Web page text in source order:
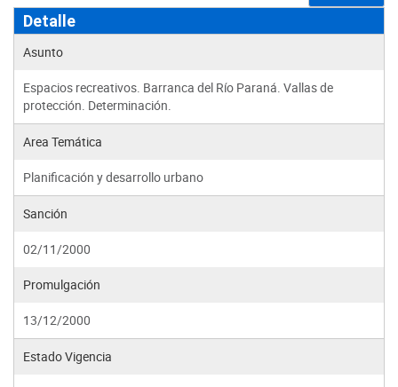
Detalle
Asunto
Espacios recreativos. Barranca del Río Paraná. Vallas de
protección. Determinación.
Area Temática
Planificación y desarrollo urbano
Sanción
02/11/2000
Promulgación
13/12/2000
Estado Vigencia